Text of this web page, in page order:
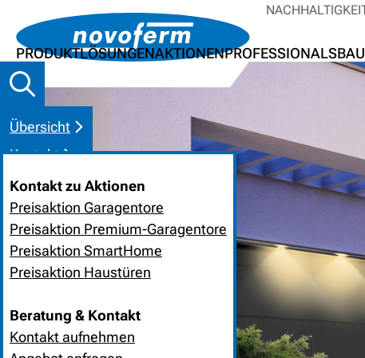
PRODUKTLÖSUNGENAKTIONENPROFESSIONALS
Übersicht
Kontakt
Kontakt zu Aktionen
Preisaktion Garagentore
Preisaktion Premium-Garagentore
Preisaktion SmartHome
Preisaktion Haustüren
Beratung & Kontakt
Kontakt aufnehmen